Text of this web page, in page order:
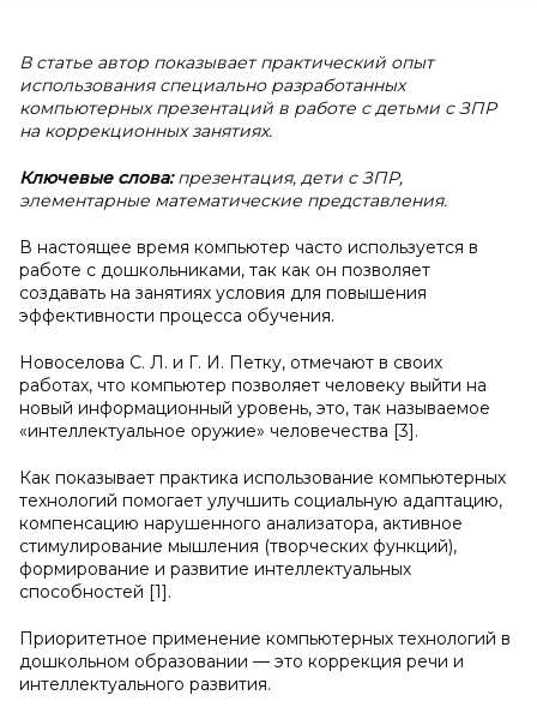
В статье автор показывает практический опыт
использования специально разработанных
компьютерных презентаций в работе с детьми с ЗПР
на коррекционных занятиях.
Ключевые слова:презентация, дети с ЗПР,
элементарные математические представления.
В настоящее время компьютер часто используется в
работе с дошкольниками, так как он позволяет
создавать на занятиях условия для повышения
эффективности процесса обучения.
Новоселова С. Л. и Г. И. Петку, отмечают в своих
работах, что компьютер позволяет человеку выйти на
новый информационный уровень, это, так называемое
«интеллектуальное оружие» человечества [3].
Как показывает практика использование компьютерных
технологий помогает улучшить социальную адаптацию,
компенсацию нарушенного анализатора, активное
стимулирование мышления (творческих функций),
формирование и развитие интеллектуальных
способностей [1].
Приоритетное применение компьютерных технологий в
дошкольном образовании — это коррекция речи и
интеллектуального развития.